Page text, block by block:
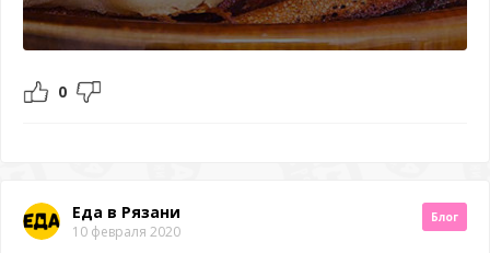
0
Еда в Рязани
10 февраля 2020
Блог